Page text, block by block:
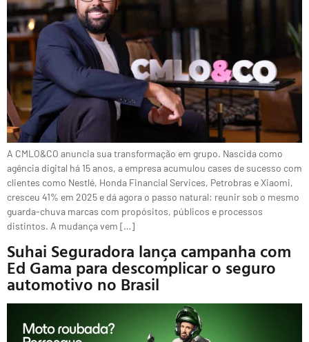
A CMLO&CO anuncia sua transformação em grupo. Nascida como
agência digital há 15 anos, a empresa acumulou cases de sucesso com
clientes como Nestlé, Honda Financial Services, Petrobras e Xiaomi,
cresceu 41% em 2025 e dá agora o passo natural: reunir sob o mesmo
guarda-chuva marcas com propósitos, públicos e processos
distintos. A mudança vem […]
Suhai Seguradora lança campanha com
Ed Gama para descomplicar o seguro
automotivo no Brasil